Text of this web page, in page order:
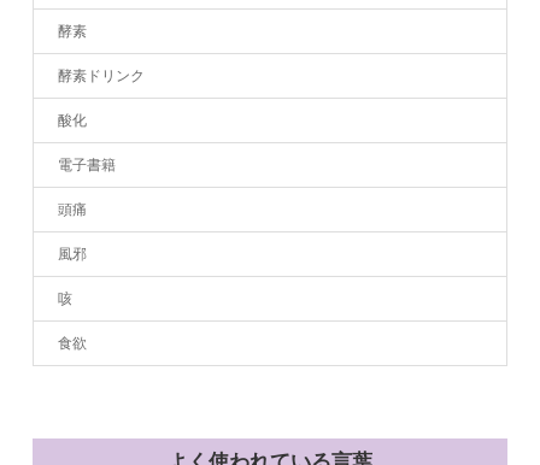
酵素
酵素ドリンク
酸化
電子書籍
頭痛
風邪
咳
食欲